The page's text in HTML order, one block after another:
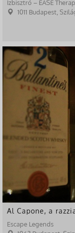
Ízbisztró – EASE
1011 Budapest,
Al Capone, a
Escape Legends